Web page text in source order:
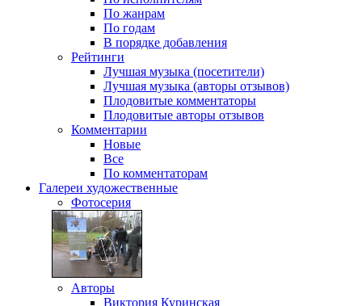
По жанрам
По годам
В порядке добавления
Рейтинги
Лучшая музыка (посетители)
Лучшая музыка (авторы отзывов)
Плодовитые комментаторы
Плодовитые авторы отзывов
Комментарии
Новые
Все
По комментаторам
Галереи художественные
Фотосерия
Авторы
Виктория Куринская